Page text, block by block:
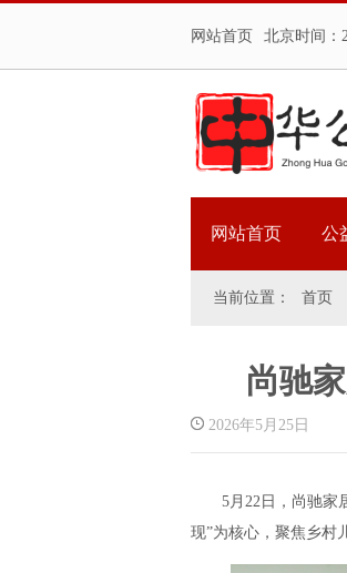
网站首页 北京时间：
网站首页 公
当前位置： 首页
尚驰
2026年5月25日
5月22日，尚驰家
现”为核心，聚焦乡村